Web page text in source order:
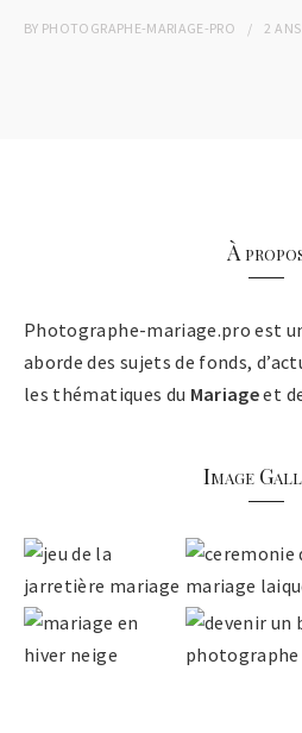
BY PHOTOGRAPHE-MARIAGE-PRO 2 ANS
À
Photographe-mariage.pro est
aborde des sujets de fonds,
les thématiques du Mariageet
Image